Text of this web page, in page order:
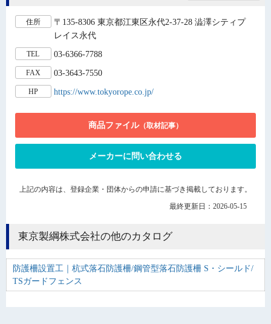
住所
〒135-8306 東京都江東区永代2-37-28 澁澤シティプ
レイス永代
TEL 03-6366-7788
FAX 03-3643-7550
HP https://www.tokyorope.co.jp/
商品ファイル（取材記事）
メーカーに問い合わせる
上記の内容は、登録企業・団体からの申請に基づき掲載しております。
最終更新日：2026-05-15
東京製綱株式会社の他のカタログ
防護柵設置工｜杭式落石防護柵/鋼管型落石防護柵 S・シールド/
TSガードフェンス